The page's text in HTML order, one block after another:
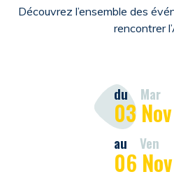
Découvrez l’ensemble des
rencontrer
du Mar
03 Nov
au Ven
06 Nov